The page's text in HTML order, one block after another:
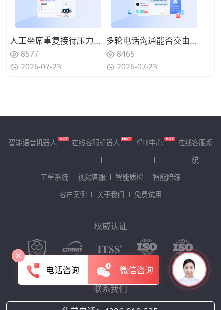
人工坐席重复接待压力如何缓解？AI语音机器人如何构建人机协同体系？
8577
2026-07-23
多轮电话沟通能否交由系统完成？优质AI语音机器人具备哪些特征？
8465
2026-07-23
智能语音机器人 在线客服机器人 呼叫中心
在线客服系
统
工单系统
视频客服 智能质检
智能陪练
客户案例
关于我们 免费试用
权威认证
联系我们
电话咨询 微信咨询